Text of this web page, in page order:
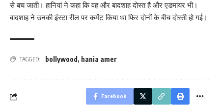
से बच जाती। हानियां ने कहा कि वह और बादशाह दोस्त है और एडमायर भी।
बादशाह ने उनकी इंस्टा रील पर कमेंट किया था फिर दोनों के बीच दोस्ती हो गई।
TAGGED: bollywood , hania amer
Facebook